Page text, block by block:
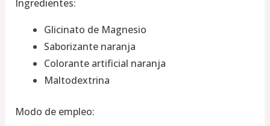
Ingredientes:
Glicinato de Magnesio
Saborizante naranja
Colorante artificial naranja
Maltodextrina
Modo de empleo: